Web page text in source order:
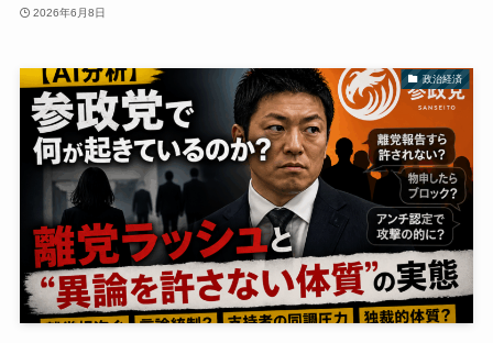
2026年6月8日
政治経済